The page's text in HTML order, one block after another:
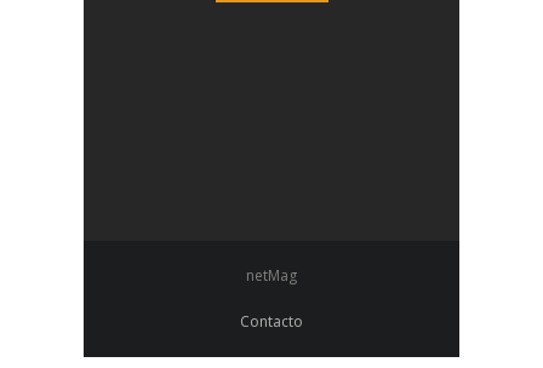
netMag
Contacto